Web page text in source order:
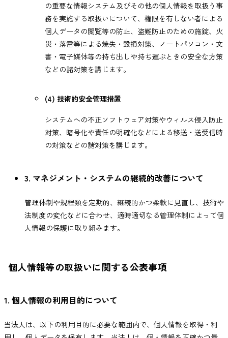
の重要な情報システム及びその他の個人情報を取扱う事
務を実施する取扱いについて、権限を有しない者による
個人データの閲覧等の防止、盗難防止のための施錠、火
災・落雷等による焼失・毀損対策、ノートパソコン・文
書・電子媒体等の持ち出しや持ち運ぶときの安全な方策
などの諸対策を講じます。
(4) 技術的安全管理措置
システムへの不正ソフトウェア対策やウィルス侵入防止
対策、暗号化や責任の明確化などによる移送・送受信時
の対策などの諸対策を講じます。
3. マネジメント・システムの継続的改善について
管理体制や規程類を定期的、継続的かつ柔軟に見直し、技術や
法制度の変化などに合わせ、適時適切なる管理体制によって個
人情報の保護に取り組みます。
個人情報等の取扱いに関する公表事項
1. 個人情報の利用目的について
当法人は、以下の利用目的に必要な範囲内で、個人情報を取得・利